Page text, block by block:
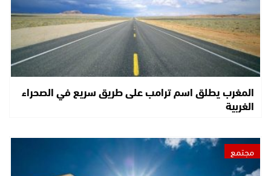
المغرب يطلق اسم ترامب على طريق سريع في الصحراء
الغربية
مجتمع